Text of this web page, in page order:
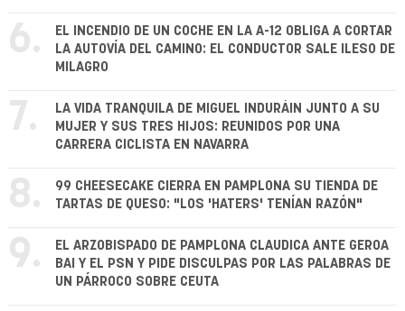
6.
EL INCENDIO DE UN COCHE EN LA A-12 OBLIGA A CORTAR
LA AUTOVÍA DEL CAMINO: EL CONDUCTOR SALE ILESO DE
MILAGRO
7.
LA VIDA TRANQUILA DE MIGUEL INDURÁIN JUNTO A SU
MUJER Y SUS TRES HIJOS: REUNIDOS POR UNA
CARRERA CICLISTA EN NAVARRA
8.
99 CHEESECAKE CIERRA EN PAMPLONA SU TIENDA DE
TARTAS DE QUESO: "LOS 'HATERS' TENÍAN RAZÓN"
9.
EL ARZOBISPADO DE PAMPLONA CLAUDICA ANTE GEROA
BAI Y EL PSN Y PIDE DISCULPAS POR LAS PALABRAS DE
UN PÁRROCO SOBRE CEUTA